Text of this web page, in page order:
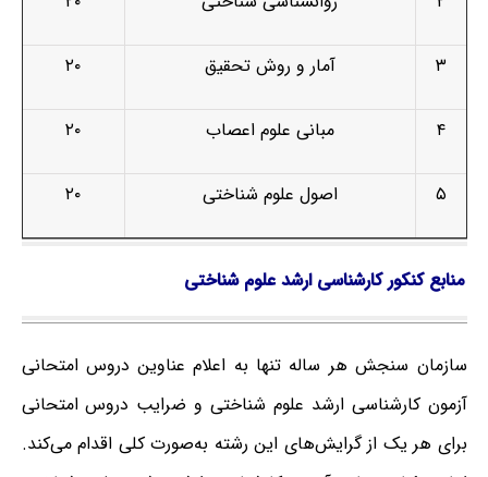
۳ آمار و روش تحقیق ۲۰
۴ مبانی علوم اعصاب ۲۰
۵ اصول علوم شناختی ۲۰
منابع کنکور کارشناسی ارشد علوم شناختی
سازمان سنجش هر ساله تنها به اعلام عناوین دروس امتحانی
آزمون کارشناسی ارشد علوم شناختی و ضرایب دروس امتحانی
برای هر یک از گرایش‌های این رشته به‌صورت کلی اقدام می‌کند.